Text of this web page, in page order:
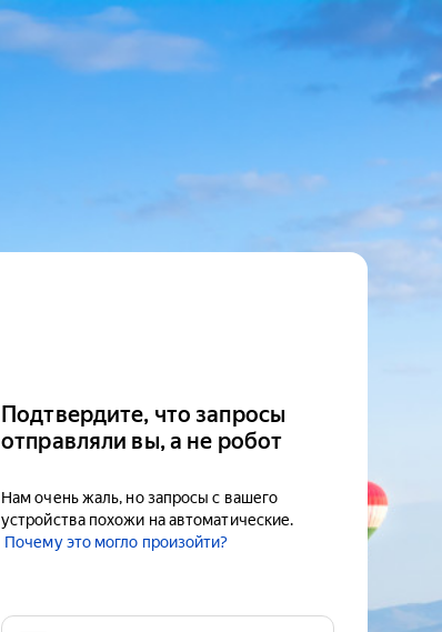
Подтвердите, что запросы
отправляли вы, а не робот
Нам очень жаль, но запросы с вашего
устройства похожи на автоматические.
Почему это могло произойти?